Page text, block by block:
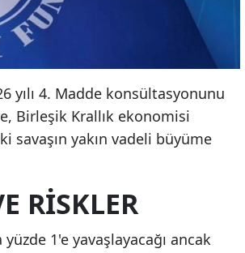
yılı 4. Madde konsültasyonunu
Birleşik Krallık ekonomisi
savaşın yakın vadeli büyüme
RISKLER
1'e yavaşlayacağı ancak